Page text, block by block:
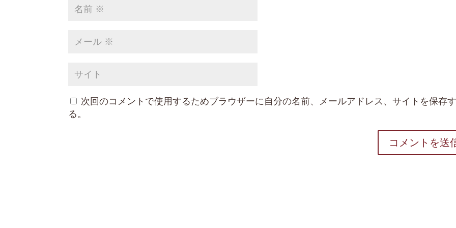
次回のコメントで使用するためブラウザーに自分の名前、メールアドレス、サイトを保存
る。